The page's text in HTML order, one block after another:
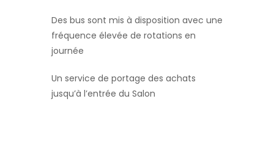
Des bus sont mis à disposition avec une
fréquence élevée de rotations en
journée
Un service de portage des achats
jusqu’à l’entrée du Salon